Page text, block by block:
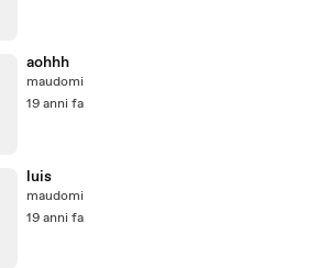
aohhh
maudomi
19 anni fa
luis
maudomi
19 anni fa